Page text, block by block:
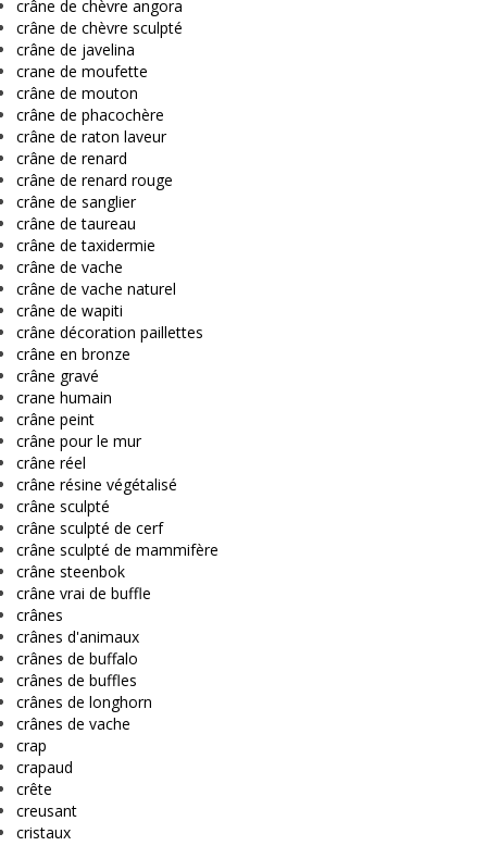
crâne de chèvre angora
crâne de chèvre sculpté
crâne de javelina
crane de moufette
crâne de mouton
crâne de phacochère
crâne de raton laveur
crâne de renard
crâne de renard rouge
crâne de sanglier
crâne de taureau
crâne de taxidermie
crâne de vache
crâne de vache naturel
crâne de wapiti
crâne décoration paillettes
crâne en bronze
crâne gravé
crane humain
crâne peint
crâne pour le mur
crâne réel
crâne résine végétalisé
crâne sculpté
crâne sculpté de cerf
crâne sculpté de mammifère
crâne steenbok
crâne vrai de buffle
crânes
crânes d'animaux
crânes de buffalo
crânes de buffles
crânes de longhorn
crânes de vache
crap
crapaud
crête
creusant
cristaux